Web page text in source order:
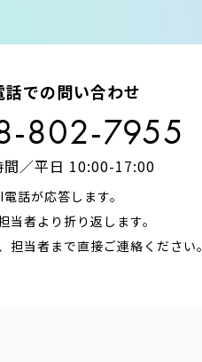
話での問い合わせ
802-7955
間／平日 10:00-17:00
話が応答します。
当者より折り返します。
担当者まで直接ご連絡ください。